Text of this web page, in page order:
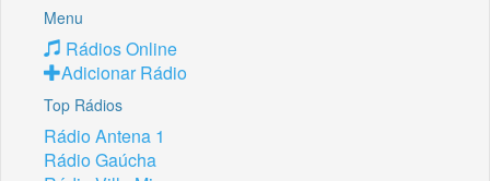
Menu
Rádios Online
Adicionar Rádio
Top Rádios
Rádio Antena 1
Rádio Gaúcha